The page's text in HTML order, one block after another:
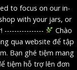
to focus on our in-
with your jars, or
----------------
Chào
qua website để tập
Bạn ghé tiệm mang
tiệm hỗ trợ lên đơn